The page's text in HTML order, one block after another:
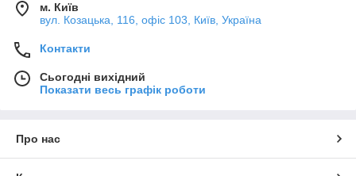
м. Київ
вул. Козацька, 116, офіс 103, Київ, Україна
Контакти
Сьогодні вихідний
Показати весь графік роботи
Про нас